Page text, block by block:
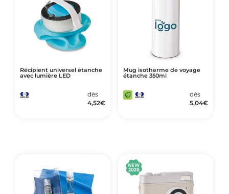
Récipient universel étanche
avec lumière LED
dès
4,52€
Mug isotherme de voyage
étanche 350ml
dès
5,04€